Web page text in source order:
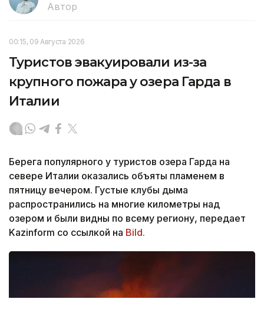
Автор
00:15, 09 Августа 2026
Туристов эвакуировали из-за
крупного пожара у озера Гарда в
Италии
Берега популярного у туристов озера Гарда на
севере Италии оказались объяты пламенем в
пятницу вечером. Густые клубы дыма
распространились на многие километры над
озером и были видны по всему региону, передает
Kazinform со ссылкой на Bild.